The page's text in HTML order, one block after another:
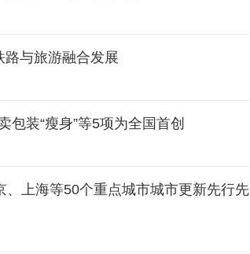
与旅游融合发展
装“瘦身”等5项为全国首创
、上海等50个重点城市城市更新先行先